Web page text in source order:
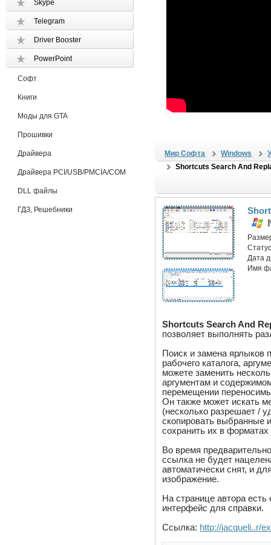
Skype
Telegram
Driver Booster
PowerPoint
Софт
Книги
Моды для GTA
Прошивки
Драйвера
Драйвера PCI/USB/PMCIA/COM
DLL файлы
ГДЗ, Решебники
Мир Софта Windows
Shortcuts Search And
Дата
Имя
Shortcuts Search And
позволяет выполнять
Поиск и замена ярлыков
рабочего каталога,
можете заменить
аргументам и
перемещении
Он также может искать
(несколько разрешает /
скопировать
сохранить их в
Во время
ссылка не будет
автоматически снят, и
изображение.
На странице автора
интерфейс для справки.
Ссылка: http://jacqueli..r/